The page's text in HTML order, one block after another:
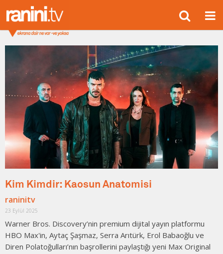
Kim Kimdir: Kaosun Anatomisi
raninitv
23 Eylül 2025
Warner Bros. Discovery’nin premium dijital yayın platformu
HBO Max'in, Aytaç Şaşmaz, Serra Arıtürk, Erol Babaoğlu ve
Diren Polatoğulları’nın başrollerini paylaştığı yeni Max Original